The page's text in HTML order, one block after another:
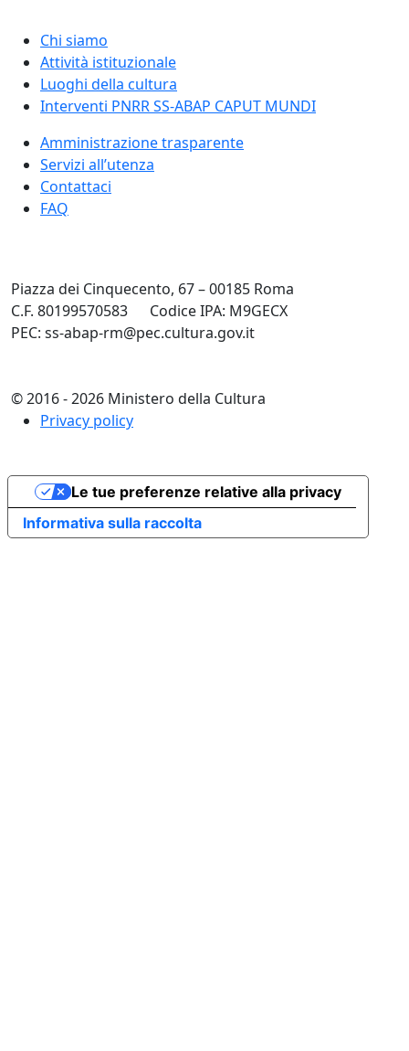
Chi siamo
Attività istituzionale
Luoghi della cultura
Interventi PNRR SS-ABAP CAPUT MUNDI
Amministrazione trasparente
Servizi all’utenza
Contattaci
FAQ
Piazza dei Cinquecento, 67 – 00185 Roma
C.F. 80199570583
Codice IPA: M9GECX
PEC: ss-abap-rm@pec.cultura.gov.it
© 2016 - 2026 Ministero della Cultura
Privacy policy
Informativa sulla raccolta
Le tue preferenze relative alla privacy